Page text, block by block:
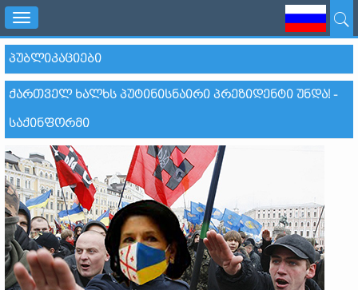
Toggle
navigation
ᲞᲣᲑᲚᲘᲙᲐᲪᲘᲔᲑᲘ
ᲥᲐᲠᲗᲕᲔᲚ ᲮᲐᲚᲮᲡ ᲞᲣᲢᲘᲜᲘᲡᲜᲐᲘᲠᲘ ᲞᲠᲔᲖᲘᲓᲔᲜᲢᲘ ᲣᲜᲓᲐ! -
ᲡᲐᲥᲘᲜᲤᲝᲠᲛᲘ